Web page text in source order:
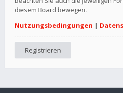
diesem Board bewegen.
Nutzungsbedingungen |
Registrieren